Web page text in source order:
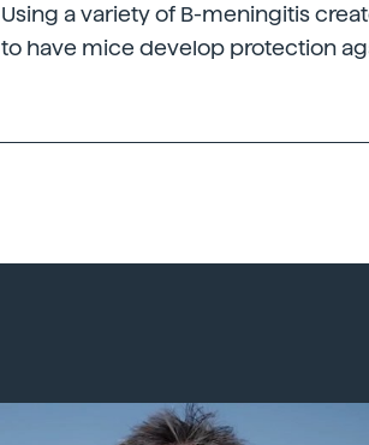
Using a variety of B-meningitis
to have mice develop protection